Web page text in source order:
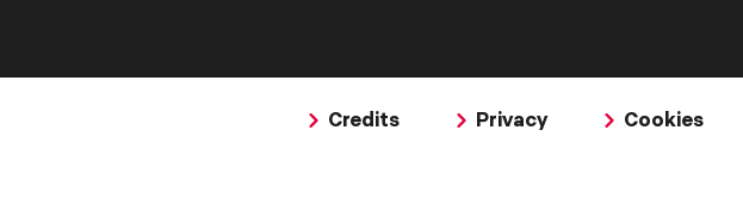
Credits Privacy Cookies